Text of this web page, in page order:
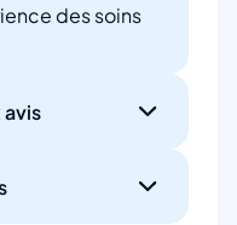
des soins
avis